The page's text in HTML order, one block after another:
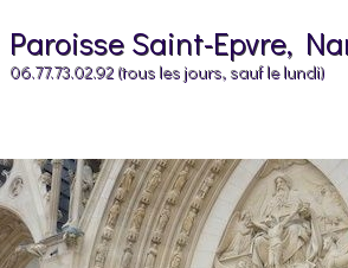
Paroisse Saint-Epvre,
06.77.73.02.92 (tous les jours, sauf le lundi)